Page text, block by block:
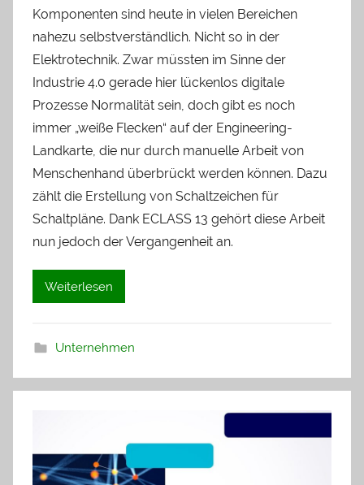
Komponenten sind heute in vielen Bereichen
nahezu selbstverständlich. Nicht so in der
Elektrotechnik. Zwar müssten im Sinne der
Industrie 4.0 gerade hier lückenlos digitale
Prozesse Normalität sein, doch gibt es noch
immer „weiße Flecken“ auf der Engineering-
Landkarte, die nur durch manuelle Arbeit von
Menschenhand überbrückt werden können. Dazu
zählt die Erstellung von Schaltzeichen für
Schaltpläne. Dank ECLASS 13 gehört diese Arbeit
nun jedoch der Vergangenheit an.
Weiterlesen
Unternehmen